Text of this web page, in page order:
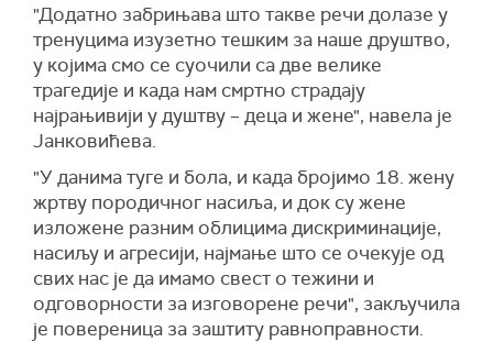
"Додатно забрињава што такве речи долазе у
тренуцима изузетно тешким за наше друштво,
у којима смо се суочили са две велике
трагедије и када нам смртно страдају
најрањивији у душтву – деца и жене", навела је
Јанковићева.
"У данима туге и бола, и када бројимо 18. жену
жртву породичног насиља, и док су жене
изложене разним облицима дискриминације,
насиљу и агресији, најмање што се очекује од
свих нас је да имамо свест о тежини и
одговорности за изговорене речи", закључила
је повереница за заштиту равноправности.